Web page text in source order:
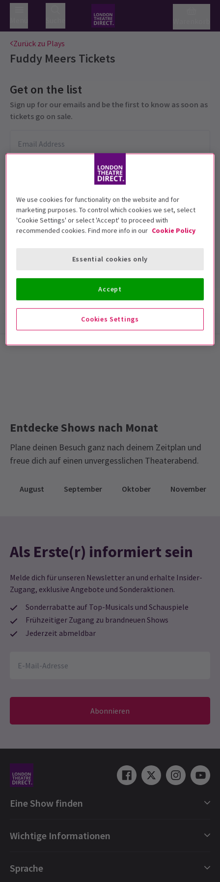
Zurück zu Plays
Fuddy Meers Tickets
Get on the list
Sign up for our emails and be the first to know as soon as
tickets go on sale.
Arts Theatre
Show-Infos Barrierefreiheit
Entdecke Shows nach Monat
Plane deinen Besuch ganz nach deinem Zeitplan und
freue dich auf einen unvergesslichen Theaterabend.
August September Oktober November
Als Erste(r) informiert sein
Melde dich für unseren Newsletter an und erhalte Insider-
Zugang, exklusive Angebote und Sonderaktionen.
Sonderrabatte auf Top-Musicals und Schauspiele
Frühzeitiger Zugang zu brandneuen Shows
Jederzeit abmeldbar
Abonnieren
Eine Show finden
London Musicals
London Tanz
Wichtige Informationen
Buchungsschutz
Sprache
We use cookies for functionality on the website and for
marketing purposes. To control which cookies we set, select
'Cookie Settings' or select 'Accept' to proceed with
recommended cookies. Find more info in our Cookie Policy
Cookies Settings
Essential cookies only
Accept